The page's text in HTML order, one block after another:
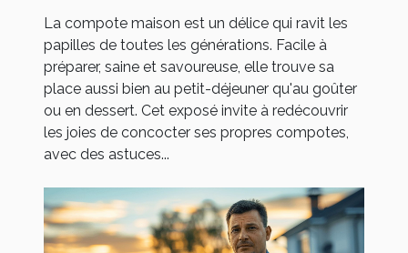
La compote maison est un délice qui ravit les
papilles de toutes les générations. Facile à
préparer, saine et savoureuse, elle trouve sa
place aussi bien au petit-déjeuner qu'au goûter
ou en dessert. Cet exposé invite à redécouvrir
les joies de concocter ses propres compotes,
avec des astuces...